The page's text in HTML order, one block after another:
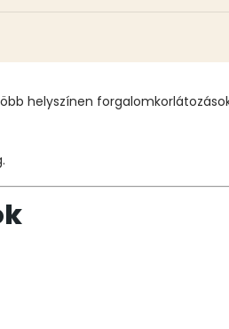
helyszínen